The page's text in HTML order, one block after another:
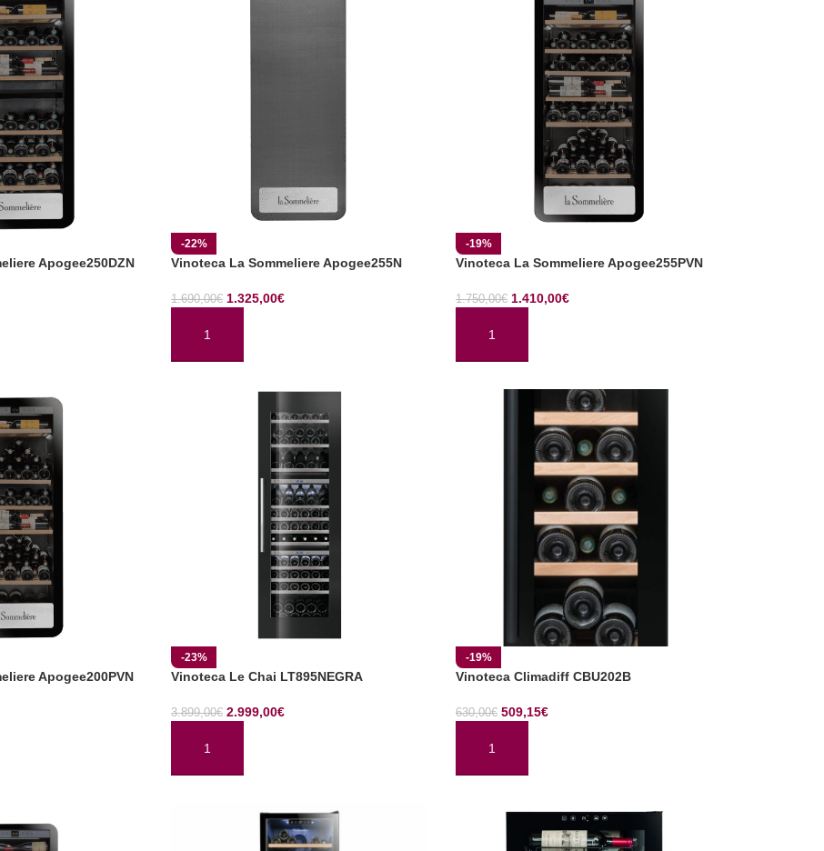
Apogee250DZN
-22%
Vinoteca La Sommeliere Apogee255N
1.690,00€ 1.325,00€
AÑADIR AL CARRITO
-19%
Vinoteca La Sommeliere Apogee255PVN
1.750,00€ 1.410,00€
AÑADIR AL CARRITO
Apogee200PVN
-23%
Vinoteca Le Chai LT895NEGRA
3.899,00€ 2.999,00€
AÑADIR AL CARRITO
-19%
Vinoteca Climadiff CBU202B
630,00€ 509,15€
AÑADIR AL CARRITO